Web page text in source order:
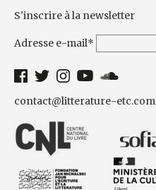
S'inscrire à la newsletter
Adresse e-mail*
contact@litterature-etc.com